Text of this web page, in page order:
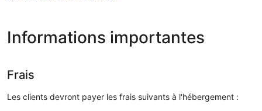
Informations importantes
Frais
Les clients devront payer les frais suivants à l'hébergement :